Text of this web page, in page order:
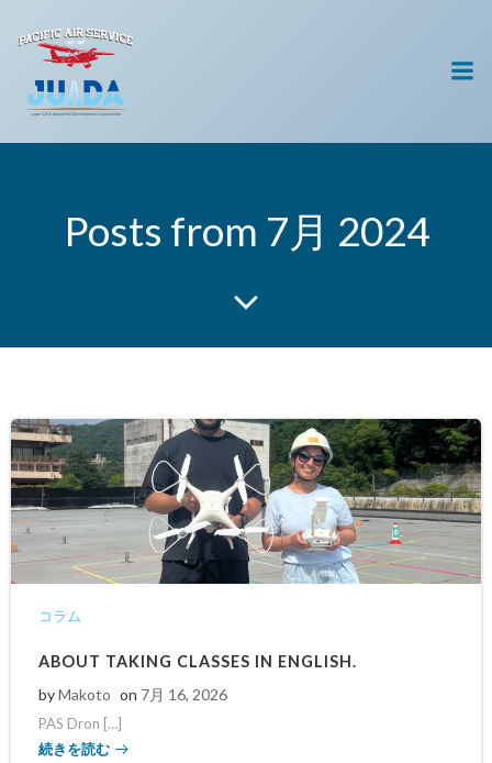
へ
ッ
プ
Posts from 7月 2024
コラム
ABOUT TAKING CLASSES IN ENGLISH.
byMakoto on 7月 16, 2026
PAS Dron […]
続きを読む